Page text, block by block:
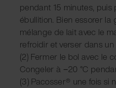
pendant 15 minutes,
ébullition. Bien essorer la
mélange de lait avec le
refroidir et verser dans
(2) Fermer le bol avec le
Congeler à −20 °C
(3) Pacosser® une fois si